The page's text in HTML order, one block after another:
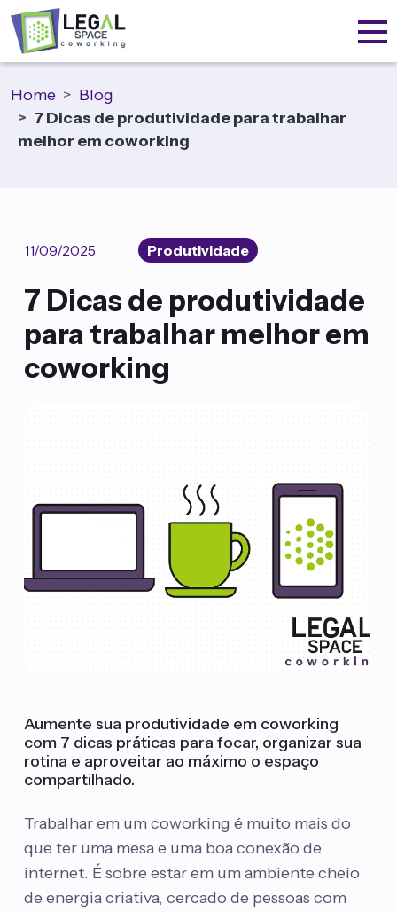
Home
Blog
7 Dicas de produtividade para trabalhar
melhor em coworking
11/09/2025 Produtividade
7 Dicas de produtividade
para trabalhar melhor em
coworking
Aumente sua produtividade em coworking
com 7 dicas práticas para focar, organizar sua
rotina e aproveitar ao máximo o espaço
compartilhado.
Trabalhar em um coworking é muito mais do
que ter uma mesa e uma boa conexão de
internet. É sobre estar em um ambiente cheio
de energia criativa, cercado de pessoas com